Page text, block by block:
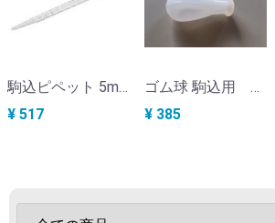
駒込ピペット 5ml (ゴム球無し） KC-258
¥ 517
ゴム球 駒込用 5ml KC-259
¥ 385